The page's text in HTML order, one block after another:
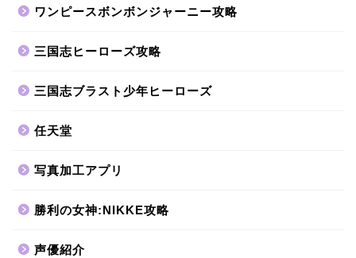
ワンピースボンボンジャーニー攻略
三国志ヒーローズ攻略
三国志ブラスト少年ヒーローズ
任天堂
写真加工アプリ
勝利の女神:NIKKE攻略
声優紹介